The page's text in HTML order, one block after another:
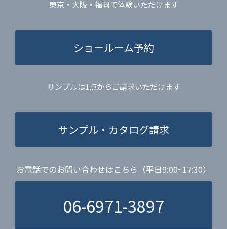
東京・大阪・福岡で体験いただけます
ショールーム予約
サンプルは1点からご請求いただけます
サンプル・カタログ請求
お電話でのお問い合わせはこちら（平日9:00~17:30）
06-6971-3897